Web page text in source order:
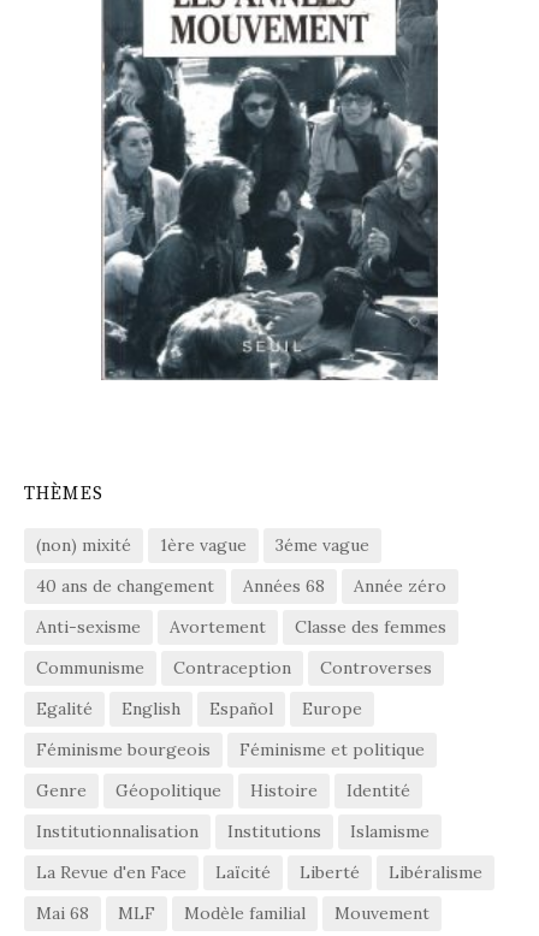
THÈMES
(non) mixité 1ère vague
3éme vague
40 ans de changement
Années 68
Année zéro
Anti-sexisme
Avortement
Classe des femmes
Communisme
Contraception
Controverses
Egalité
English Español
Europe
Féminisme bourgeois
Féminisme et politique
Genre
Géopolitique Histoire
Identité
Institutionnalisation
Institutions
Islamisme
La Revue d'en Face
Laïcité Liberté
Libéralisme
Mai 68
MLF Modèle familial Mouvement